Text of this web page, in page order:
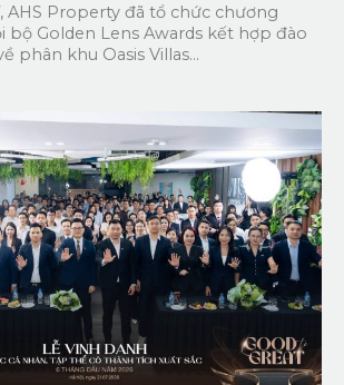
AHS Property đã tổ chức chương
bộ Golden Lens Awards kết hợp đào
phân khu Oasis Villas...